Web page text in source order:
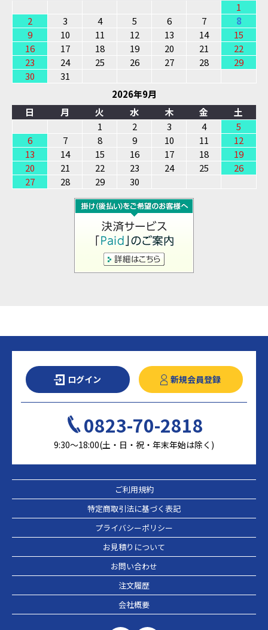
1
2
3 4 5 6 7
8
9
10 11 12 13 14
15
16
17 18 19 20 21
22
23
24 25 26 27 28
29
30
31
2026年9月
日
月 火 水 木 金
土
1
2 3 4
5
6
7 8 9 10 11
12
13
14 15 16 17 18
19
20
21 22 23 24 25
26
27
28 29 30
ログイン 新規会員登録
0823-70-2818
9:30～18:00(土・日・祝・年末年始は除く)
ご利用規約
特定商取引法に基づく表記
プライバシーポリシー
お見積りについて
お問い合わせ
注文履歴
会社概要